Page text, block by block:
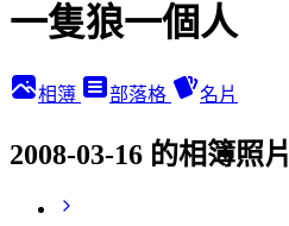
一隻狼一個人
相簿 部落格 名片
2008-03-16 的相簿照片